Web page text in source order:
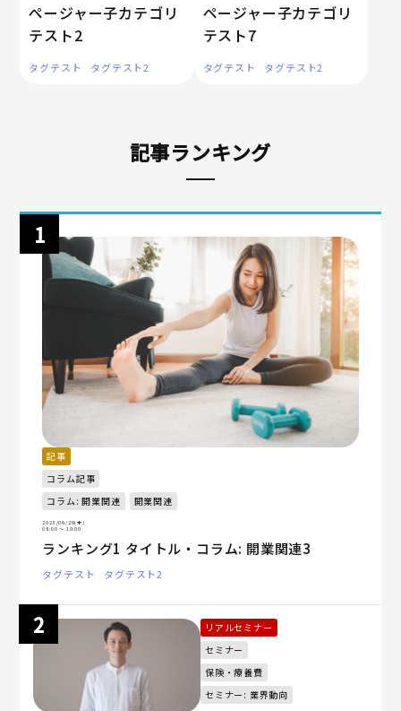
ページャー子カテゴリ
テスト2
タグテスト タグテスト2
ページャー子カテゴリ
テスト7
タグテスト タグテスト2
記事ランキング
記事
コラム記事
コラム: 開業関連
開業関連
2023/06/29(木)
08:00〜 10:00
ランキング1 タイトル・コラム: 開業関連3
タグテスト タグテスト2
リアルセミナー
セミナー
保険・療養費
セミナー: 業界動向